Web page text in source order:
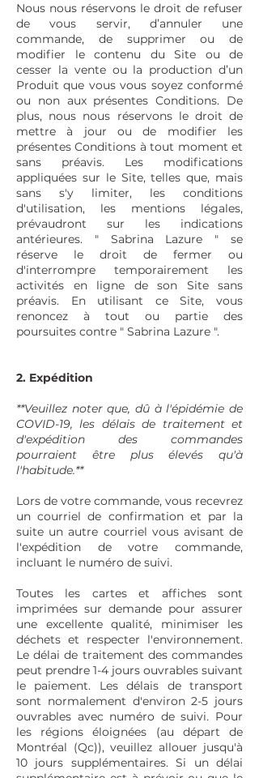
Nous nous réservons le droit de refuser
de vous servir, d’annuler une
commande, de supprimer ou de
modifier le contenu du Site ou de
cesser la vente ou la production d’un
Produit que vous vous soyez conformé
ou non aux présentes Conditions. De
plus, nous nous réservons le droit de
mettre à jour ou de modifier les
présentes Conditions à tout moment et
sans préavis. Les modifications
appliquées sur le Site, telles que, mais
sans s'y limiter, les conditions
d'utilisation, les mentions légales,
prévaudront sur les indications
antérieures. " Sabrina Lazure " se
réserve le droit de fermer ou
d'interrompre temporairement les
activités en ligne de son Site sans
préavis. En utilisant ce Site, vous
renoncez à tout ou partie des
poursuites contre " Sabrina Lazure ".
2. Expédition
**Veuillez noter que, dû à l'épidémie de
COVID-19, les délais de traitement et
d'expédition des commandes
pourraient être plus élevés qu'à
l'habitude.**
Lors de votre commande, vous recevrez
un courriel de confirmation et par la
suite un autre courriel vous avisant de
l'expédition de votre commande,
incluant le numéro de suivi.
Toutes les cartes et affiches sont
imprimées sur demande pour assurer
une excellente qualité, minimiser les
déchets et respecter l'environnement.
Le délai de traitement des commandes
peut prendre 1-4 jours ouvrables suivant
le paiement. Les délais de transport
sont normalement d'environ 2-5 jours
ouvrables avec numéro de suivi. Pour
les régions éloignées (au départ de
Montréal (Qc)), veuillez allouer jusqu'à
10 jours supplémentaires. Si un délai